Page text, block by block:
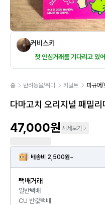
커비스키
첫 안심거래를 기다리고 있
홈 반려동물/취미 키덜트 피규어/
다마고치 오리지널 패밀
47,000원 시세보기
배송비 2,500원~
택배거래
일반택배
CU 반값택배